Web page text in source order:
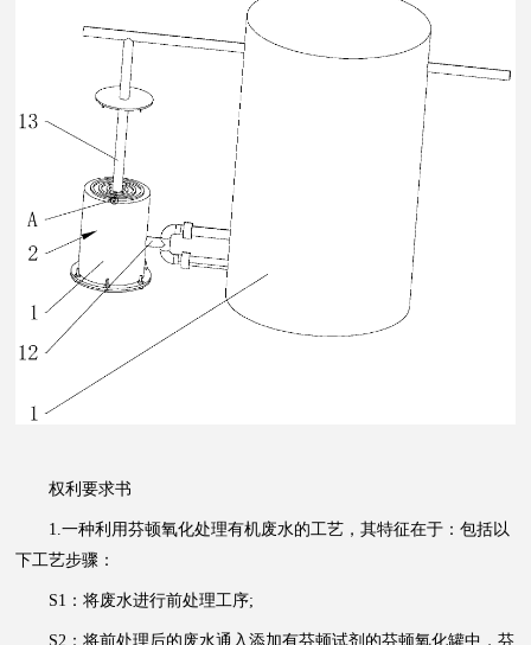
权利要求书
1.一种利用芬顿氧化处理有机废水的工艺，其特征在于：包括以
下工艺步骤：
S1：将废水进行前处理工序;
S2：将前处理后的废水通入添加有芬顿试剂的芬顿氧化罐中，芬